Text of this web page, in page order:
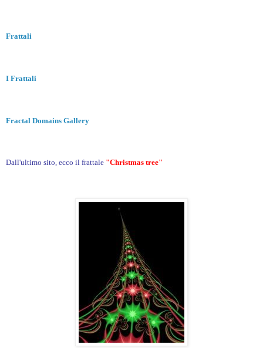
Frattali
I Frattali
Fractal Domains Gallery
Dall'ultimo sito, ecco il frattale "Christmas tree"